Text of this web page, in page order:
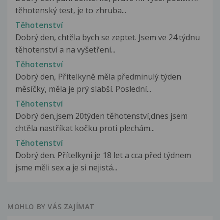
těhotenský test, je to zhruba...
Těhotenství
Dobrý den, chtěla bych se zeptet. Jsem ve 24.týdnu
těhotenství a na vyšetření...
Těhotenství
Dobrý den, Přítelkyně měla předminulý týden
měsíčky, měla je prý slabší. Poslední...
Těhotenství
Dobrý den,jsem 20týden těhotenství,dnes jsem
chtěla nastříkat kočku proti plechám...
Těhotenství
Dobrý den. Přítelkyni je 18 let a cca před týdnem
jsme měli sex a je si nejistá...
MOHLO BY VÁS ZAJÍMAT